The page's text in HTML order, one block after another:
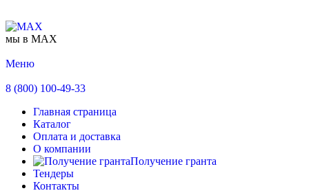
мы в MAX
Меню
8 (800) 100-49-33
Главная страница
Каталог
Оплата и доставка
О компании
Получение гранта
Тендеры
Контакты